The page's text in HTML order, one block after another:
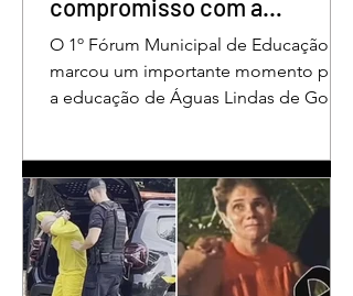
compromisso com a
valorização dos educadores
em Águas Lindas
O 1º Fórum Municipal de Educação
marcou um importante momento para
a educação de Águas Lindas de Goiás,
para promover conhecimento,
reflexão, troca de experiências e
valorização daqueles que exercem um
papel fundamental na formação das
futuras gerações. Durante o evento, o